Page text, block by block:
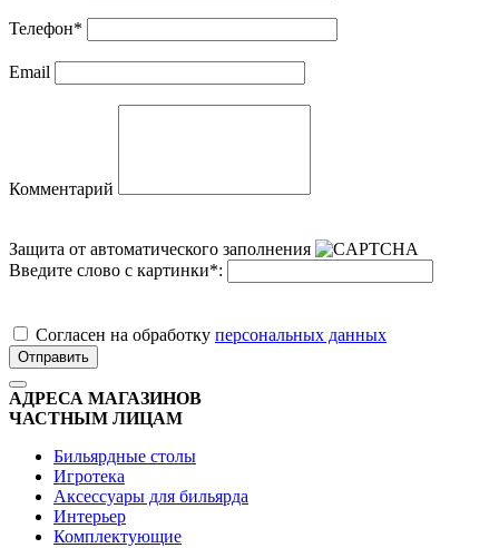
Телефон*
Email
Комментарий
Защита от автоматического заполнения
Введите слово с картинки*:
Cогласен на обработку персональных данных
Отправить
АДРЕСА МАГАЗИНОВ
ЧАСТНЫМ ЛИЦАМ
Бильярдные столы
Игротека
Аксессуары для бильярда
Интерьер
Комплектующие